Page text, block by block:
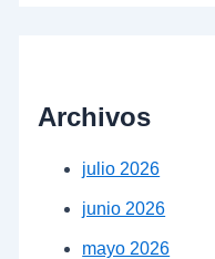
Archivos
julio 2026
junio 2026
mayo 2026